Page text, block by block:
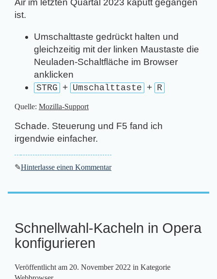
ist.
Umschalttaste gedrückt halten und
gleichzeitig mit der linken Maustaste die
Neuladen-Schaltfläche im Browser
anklicken
STRG + Umschalttaste + R
Quelle: Mozilla-Support
Schade. Steuerung und F5 fand ich
irgendwie einfacher.
✎Hinterlasse einen Kommentar
Schnellwahl-Kacheln in Opera
konfigurieren
Veröffentlicht am 20. November 2022 in Kategorie